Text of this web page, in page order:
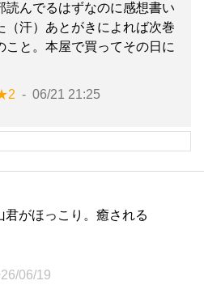
読んでるはずなのに感想書い
（汗）あとがきによれば次巻
こと。本屋で買ってその日に
06/21 21:25
君がほっこり。癒される
06/19